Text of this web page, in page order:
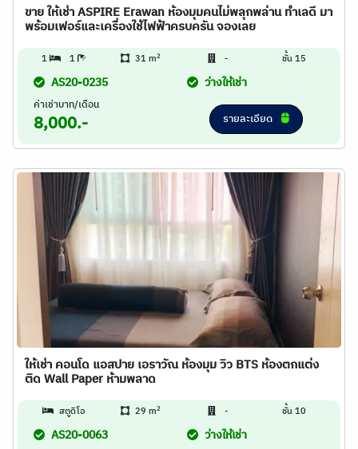
ขาย ให้เช่า ASPIRE Erawan ห้องมุมคนไม่พลุกพล่าน ทำเลดี มา
พร้อมเฟอร์และเครื่องใช้ไฟฟ้าครบครัน จองเลย
1 1 31 m2 - ชั้น 15
AS20-0235 ว่างให้เช่า
ค่าเช่าบาท/เดือน
8,000.- รายละเอียด
ให้เช่า คอนโด แอสปาย เอราวัณ ห้องมุม วิว BTS ห้องตกแต่ง
ติด Wall Paper ห้ามพลาด
สตูดิโอ 29 m2 - ชั้น 10
AS20-0063 ว่างให้เช่า